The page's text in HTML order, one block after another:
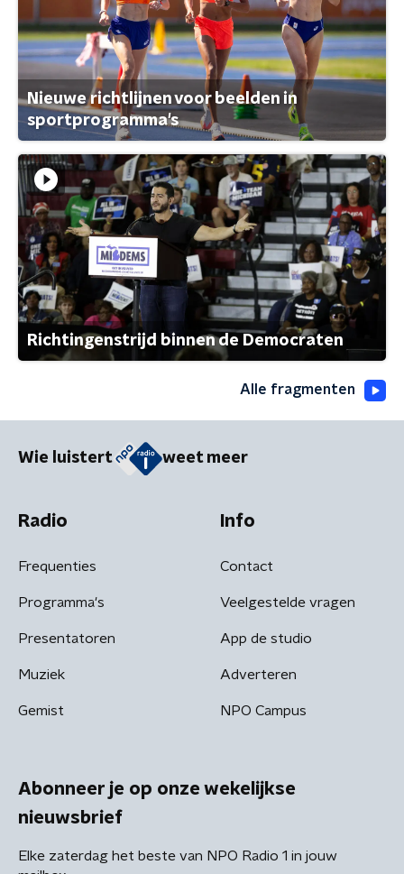
Nieuwe richtlijnen voor beelden in
sportprogramma's
Richtingenstrijd binnen de Democraten
Alle fragmenten
Wie luistert weet meer
Radio
Frequenties
Programma's
Presentatoren
Muziek
Gemist
Info
Contact
Veelgestelde vragen
App de studio
Adverteren
NPO Campus
Abonneer je op onze wekelijkse
nieuwsbrief
Elke zaterdag het beste van NPO Radio 1 in jouw